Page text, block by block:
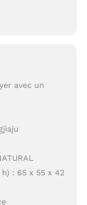
avec un
: 65 x 55 x 42